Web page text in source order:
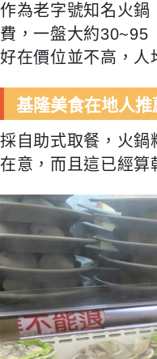
作為老字號知名火鍋
費，一盤大約30~95
好在價位並不高，人
基隆美食在地人
採自助式取餐，火鍋
在意，而且這已經算